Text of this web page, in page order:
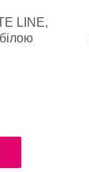
LINE,